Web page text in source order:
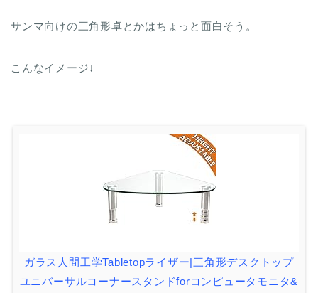
サンマ向けの三角形卓とかはちょっと面白そう。
こんなイメージ↓
ガラス人間工学Tabletopライザー|三角形デスクトップ
ユニバーサルコーナースタンドforコンピュータモニタ&